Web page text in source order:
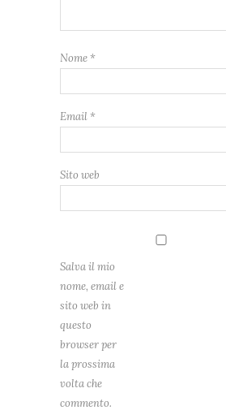
Nome *
Email *
Sito web
Salva il mio
nome, email e
sito web in
questo
browser per
la prossima
volta che
commento.